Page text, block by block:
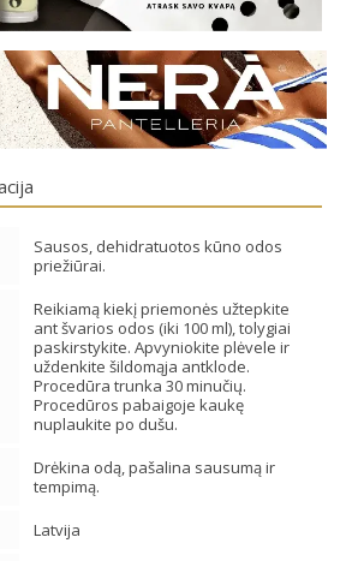
Sausos, dehidratuotos kūno odos
priežiūrai.
Reikiamą kiekį priemonės užtepkite
ant švarios odos (iki 100 ml), tolygiai
paskirstykite. Apvyniokite plėvele ir
uždenkite šildomąja antklode.
Procedūra trunka 30 minučių.
Procedūros pabaigoje kaukę
nuplaukite po dušu.
Drėkina odą, pašalina sausumą ir
tempimą.
Latvija